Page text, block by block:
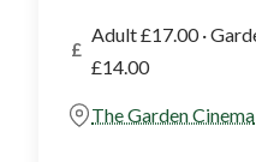
£
Adult £17.00 ·
£14.00
The Garden Cinema